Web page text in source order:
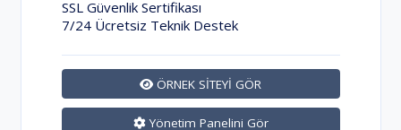
SSL Güvenlik Sertifikası
7/24 Ücretsiz Teknik Destek
ÖRNEK SİTEYİ GÖR
Yönetim Panelini Gör